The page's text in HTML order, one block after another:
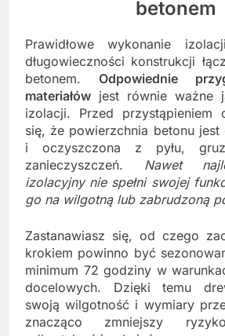
betonem
Prawidłowe wykonanie
długowieczności konstrukcji
betonem. Odpowiednie
materiałów jest równie ważne
izolacji. Przed przystąpieniem
się, że powierzchnia betonu jest
i oczyszczona z pyłu,
zanieczyszczeń. Nawet
izolacyjny nie spełni swojej
go na wilgotną lub zabrudzoną
Zastanawiasz się, od czego
krokiem powinno być
minimum 72 godziny w
docelowych. Dzięki temu
swoją wilgotność i wymiary
znacząco zmniejszy